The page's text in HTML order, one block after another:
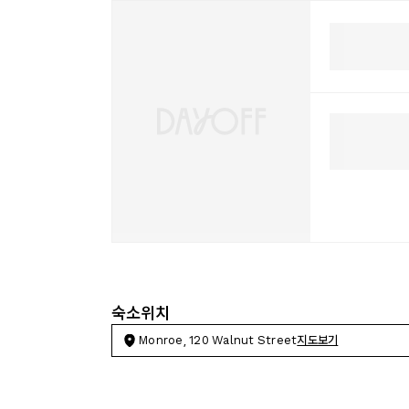
숙소위치
Monroe, 120 Walnut Street지도보기